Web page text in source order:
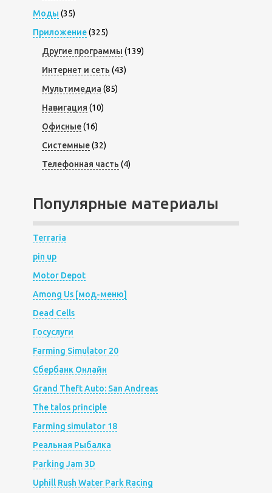
Моды (35)
Приложение(325)
Другие программы (139)
Интернет и сеть (43)
Мультимедиа (85)
Навигация (10)
Офисные(16)
Системные(32)
Телефонная часть (4)
Популярные материалы
Terraria
pin up
Motor Depot
Among Us [мод-меню]
Dead Cells
Госуслуги
Farming Simulator 20
Сбербанк Онлайн
Grand Theft Auto: San Andreas
The talos principle
Farming simulator 18
Реальная Рыбалка
Parking Jam 3D
Uphill Rush Water Park Racing